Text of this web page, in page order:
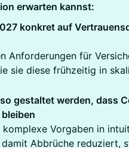
erwarten kannst:
konkret auf
Anforderungen für
sie diese frühzeitig in
gestaltet werden, dass
Vorgaben in
Abbrüche reduziert,